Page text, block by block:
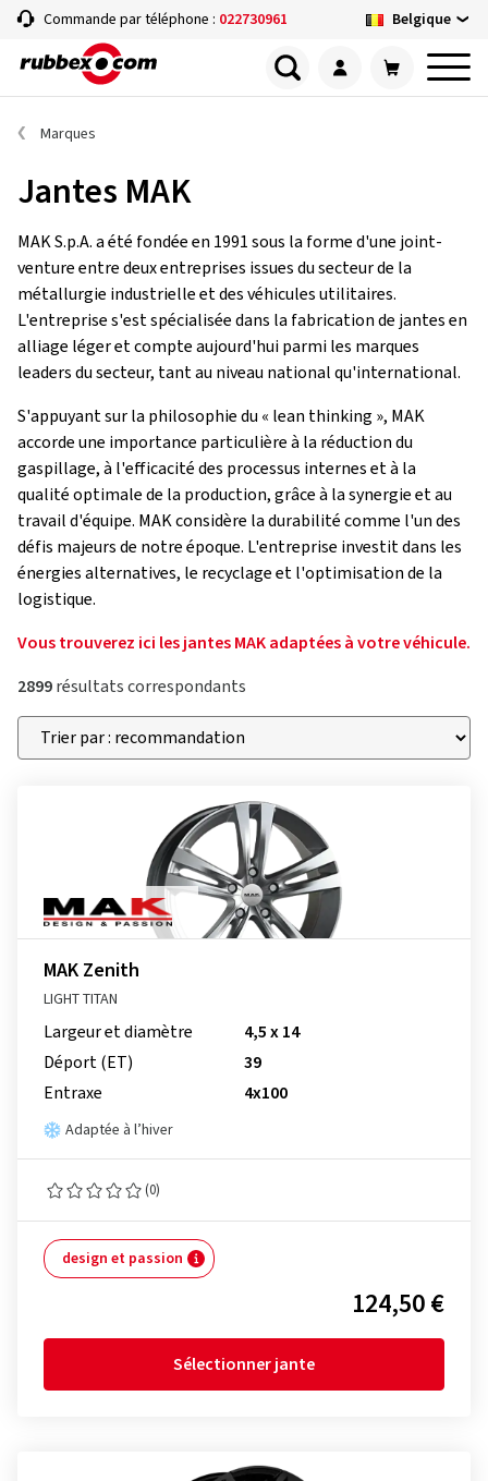
Commande par téléphone : 022730961 Belgique
Marques
Jantes MAK
MAK S.p.A. a été fondée en 1991 sous la forme d'une joint-
venture entre deux entreprises issues du secteur de la
métallurgie industrielle et des véhicules utilitaires.
L'entreprise s'est spécialisée dans la fabrication de jantes en
alliage léger et compte aujourd'hui parmi les marques
leaders du secteur, tant au niveau national qu'international.
S'appuyant sur la philosophie du « lean thinking », MAK
accorde une importance particulière à la réduction du
gaspillage, à l'efficacité des processus internes et à la
qualité optimale de la production, grâce à la synergie et au
travail d'équipe. MAK considère la durabilité comme l'un des
défis majeurs de notre époque. L'entreprise investit dans les
énergies alternatives, le recyclage et l'optimisation de la
logistique.
Vous trouverez ici les jantes MAK adaptées à votre véhicule.
2899résultats correspondants
MAK Zenith
LIGHT TITAN
Largeur et diamètre
4,5 x 14
Déport (ET)
39
Entraxe
4x100
Adaptée à l’hiver
(0)
design et passion
124,50 €
Sélectionner jante